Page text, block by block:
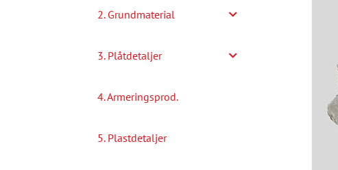
2. Grundmaterial
3. Plåtdetaljer
4. Armeringsprod.
5. Plastdetaljer